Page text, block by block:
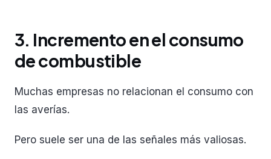
3. Incremento en el consumo
de combustible
Muchas empresas no relacionan el consumo con
las averías.
Pero suele ser una de las señales más valiosas.